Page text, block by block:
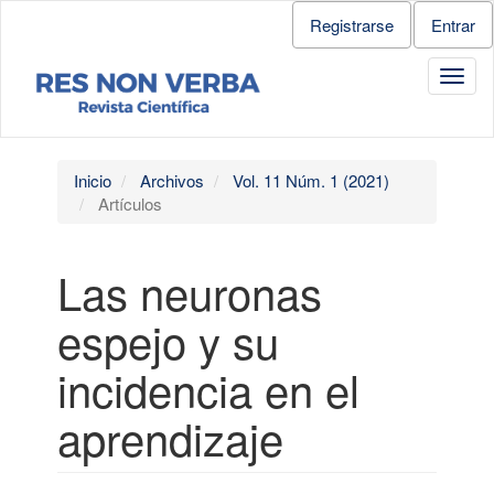
contenido
Navegación
principal
lateral
Registrarse Entrar
Inicio Archivos
Vol. 11 Núm. 1 (2021)
Artículos
Las neuronas
espejo y su
incidencia en el
aprendizaje